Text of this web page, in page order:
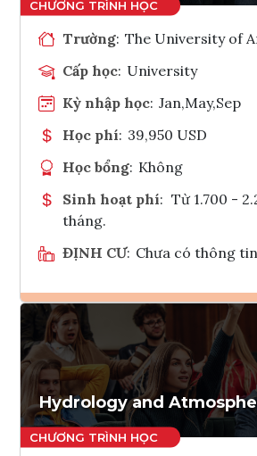
Trường: The University of
Cấp học: University
Kỳ nhập học: Jan,May,Sep
Học phí: 39,950 USD
Học bổng: Không
Sinh hoạt phí: Từ 1.700 -
tháng.
ĐỊNH CƯ: Chưa có thông tin
Ghi danh
Tham vấn
Hydrology and